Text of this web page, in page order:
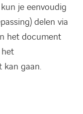
je eenvoudig
delen via
het document
kan gaan.